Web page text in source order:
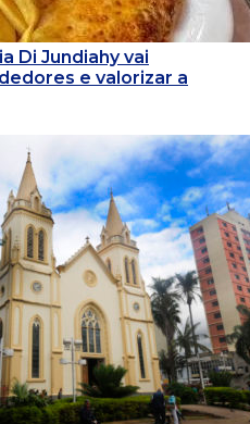
Di Jundiahy vai
e valorizar a